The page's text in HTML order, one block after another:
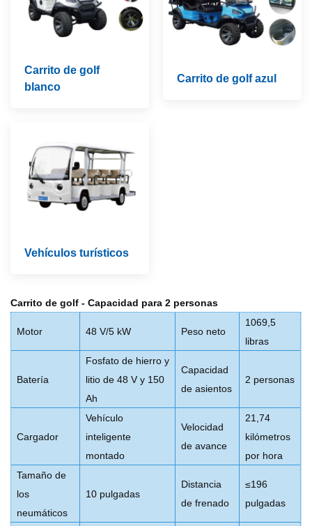
Carrito de golf
blanco
Carrito de golf azul
Vehículos turísticos
Carrito de golf - Capacidad para 2 personas
Motor 48 V/5 kW Peso neto
1069,5
libras
Batería
Fosfato de hierro y
litio de 48 V y 150
Ah
Capacidad
de asientos
2 personas
Cargador
Vehículo
inteligente
montado
Velocidad
de avance
21,74
kilómetros
por hora
Tamaño de
los
neumáticos
10 pulgadas
Distancia
de frenado
≤196
pulgadas